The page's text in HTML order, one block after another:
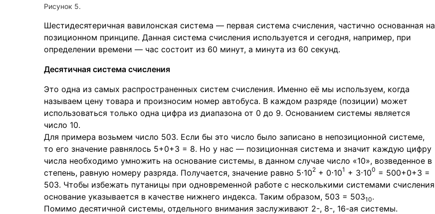
Рисунок 5.
Шестидесятеричная вавилонская система — первая система счисления, частично основанная на
позиционном принципе. Данная система счисления используется и сегодня, например, при
определении времени — час состоит из 60 минут, а минута из 60 секунд.
Десятичная система счисления
Это одна из самых распространенных систем счисления. Именно её мы используем, когда
называем цену товара и произносим номер автобуса. В каждом разряде (позиции) может
использоваться только одна цифра из диапазона от 0 до 9. Основанием системы является
число 10.
Для примера возьмем число 503. Если бы это число было записано в непозиционной системе,
то его значение равнялось 5+0+3 = 8. Но у нас — позиционная система и значит каждую цифру
числа необходимо умножить на основание системы, в данном случае число «10», возведенное в
степень, равную номеру разряда. Получается, значение равно 5⋅102 + 0⋅101 + 3⋅100 = 500+0+3 =
503. Чтобы избежать путаницы при одновременной работе с несколькими системами счисления
основание указывается в качестве нижнего индекса. Таким образом, 503 = 50310.
Помимо десятичной системы, отдельного внимания заслуживают 2-, 8-, 16-ая системы.